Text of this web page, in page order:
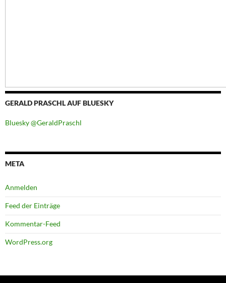
GERALD PRASCHL AUF BLUESKY
Bluesky @GeraldPraschl
META
Anmelden
Feed der Einträge
Kommentar-Feed
WordPress.org